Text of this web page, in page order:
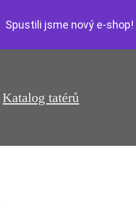
Spustili jsme nový e-shop!
Katalog tatérů